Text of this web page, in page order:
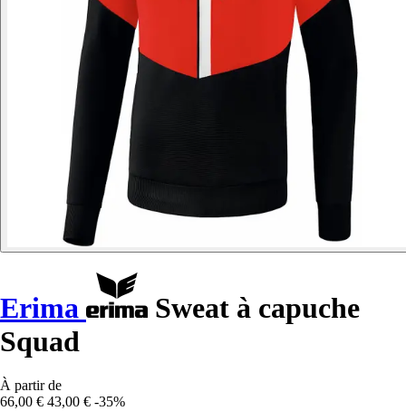
Erima
Sweat à capuche
Squad
À partir de
66,00 € 43,00 € -35%